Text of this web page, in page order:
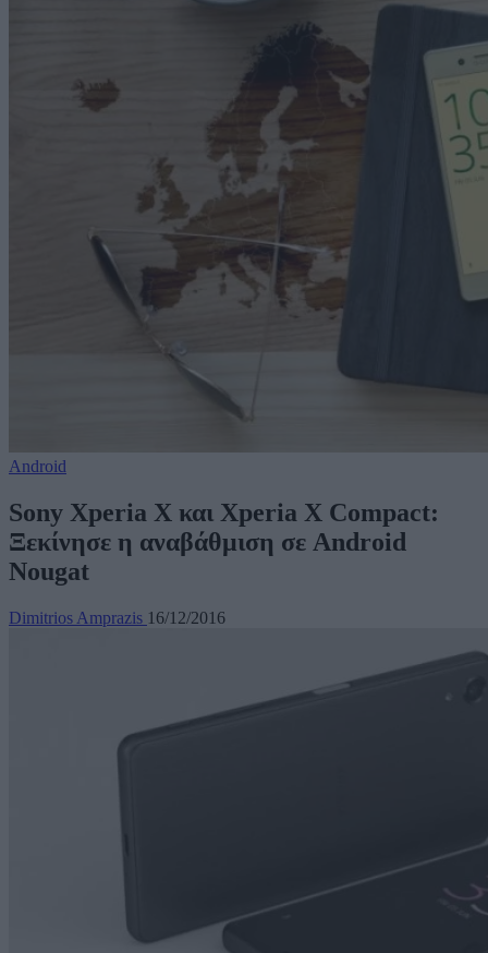
Android
Sony Xperia X και Xperia X Compact:
Ξεκίνησε η αναβάθμιση σε Android
Nougat
Dimitrios Amprazis 16/12/2016